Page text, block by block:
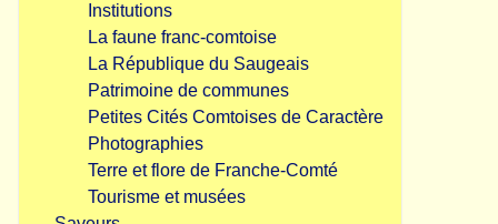
Institutions
La faune franc-comtoise
La République du Saugeais
Patrimoine de communes
Petites Cités Comtoises de Caractère
Photographies
Terre et flore de Franche-Comté
Tourisme et musées